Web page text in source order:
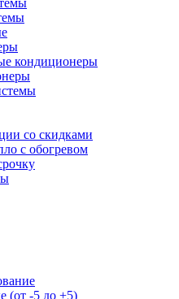
кондиционеры
со скидками
с обогревом
(от -5 до +5)